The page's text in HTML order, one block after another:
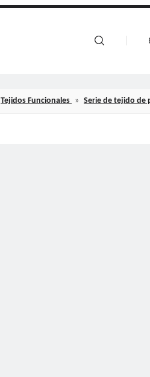
Tejidos Funcionales » Serie de tejido de